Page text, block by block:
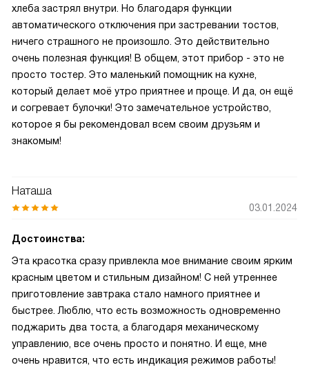
хлеба застрял внутри. Но благодаря функции
автоматического отключения при застревании тостов,
ничего страшного не произошло. Это действительно
очень полезная функция! В общем, этот прибор - это не
просто тостер. Это маленький помощник на кухне,
который делает моё утро приятнее и проще. И да, он ещё
и согревает булочки! Это замечательное устройство,
которое я бы рекомендовал всем своим друзьям и
знакомым!
Наташа
03.01.2024
Достоинства:
Эта красотка сразу привлекла мое внимание своим ярким
красным цветом и стильным дизайном! С ней утреннее
приготовление завтрака стало намного приятнее и
быстрее. Люблю, что есть возможность одновременно
поджарить два тоста, а благодаря механическому
управлению, все очень просто и понятно. И еще, мне
очень нравится, что есть индикация режимов работы!